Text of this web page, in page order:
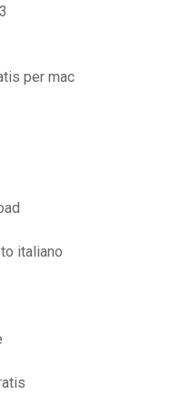
per mac
italiano